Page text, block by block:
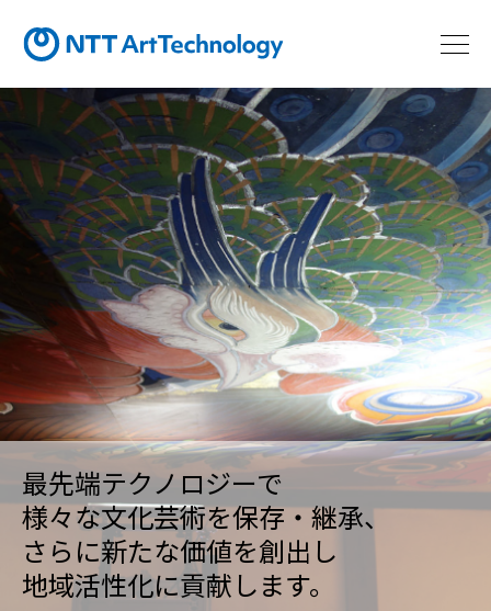
最先端テクノロジーで
様々な文化芸術を保存・継承、
さらに新たな価値を創出し
地域活性化に貢献します。